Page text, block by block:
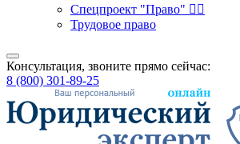
Спецпроект "Право" 👮‍♂️
Трудовое право
Консультация, звоните прямо сейчас:
8 (800) 301-89-25